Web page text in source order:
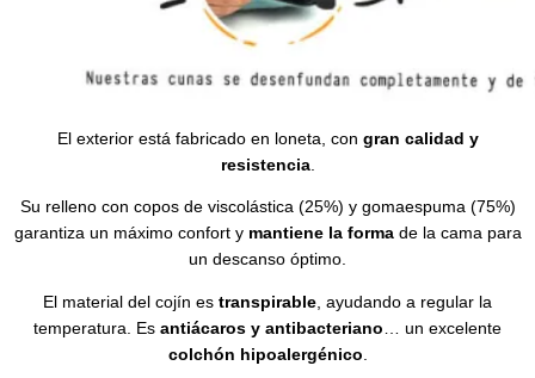
El exterior está fabricado en loneta, con gran calidad y
resistencia.
Su relleno con copos de viscolástica (25%) y gomaespuma (75%)
garantiza un máximo confort y mantiene la formade la cama para
un descanso óptimo.
El material del cojín es transpirable, ayudando a regular la
temperatura. Es antiácaros y antibacteriano… un excelente
colchón hipoalergénico.